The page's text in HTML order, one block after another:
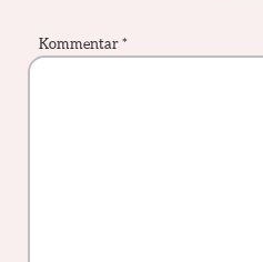
Kommentar *